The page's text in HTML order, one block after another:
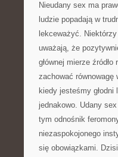
Nieudany sex ma
ludzie popadają w
lekceważyć.
uważają, że
głównej mierze
zachować równowagę
kiedy jesteśmy
jednakowo. Udany
tym odnośnik
niezaspokojonego
się obowiązkami.